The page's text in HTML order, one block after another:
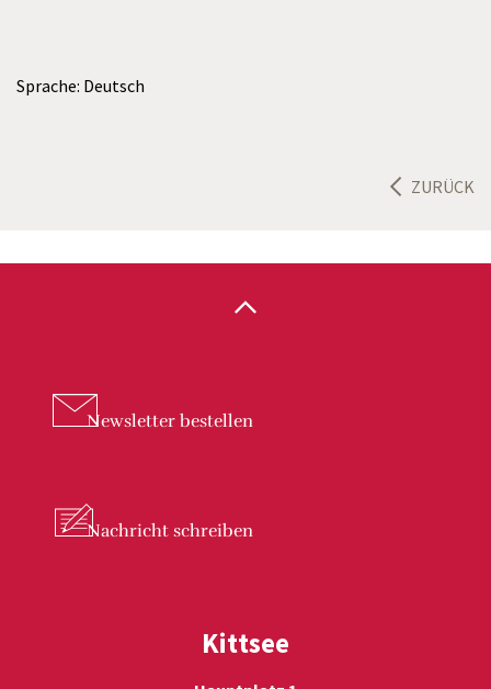
Sprache: Deutsch
ZURÜCK
Newsletter bestellen
Nachricht schreiben
Kittsee